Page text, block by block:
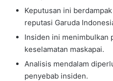
Keputusan ini
reputasi Garuda
Insiden ini menimbulkan
keselamatan maskapai.
Analisis mendalam
penyebab insiden.